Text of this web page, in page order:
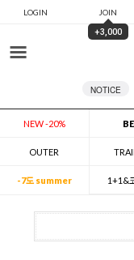
LOGIN JOIN
+3,000
NOTICE
NEW -20%
OUTER
-7도 summer 1+1&